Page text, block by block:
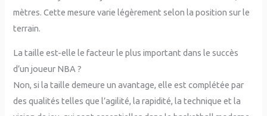
mètres. Cette mesure varie légèrement selon la position sur le
terrain.
La taille est-elle le facteur le plus important dans le succès
d’un joueur NBA ?
Non, si la taille demeure un avantage, elle est complétée par
des qualités telles que l’agilité, la rapidité, la technique et la